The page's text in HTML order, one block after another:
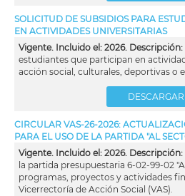
SOLICITUD DE SUBSIDIOS PARA
EN ACTIVIDADES UNIVERSITARIAS
Vigente. Incluido el: 2026. Descripción:
estudiantes que participan en
acción social, culturales, deportivas o
DESCARGAR
CIRCULAR VAS-26-2026:
PARA EL USO DE LA PARTIDA "AL
Vigente. Incluido el: 2026. Descripción:
la partida presupuestaria 6-02-99-02
programas, proyectos y actividades
Vicerrectoría de Acción Social (VAS).